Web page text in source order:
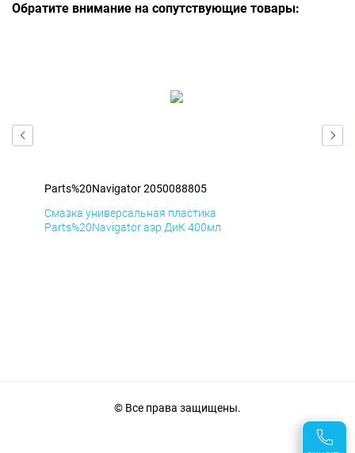
Обратите внимание на сопутствующие товары:
Parts%20Navigator 2050088805
Смазка универсальная пластика
Parts%20Navigator аэр ДиК 400мл
© Все права защищены.